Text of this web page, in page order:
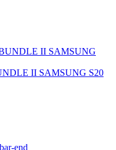
II SAMSUNG S20